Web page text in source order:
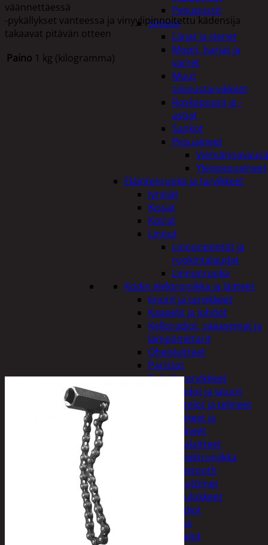
Pesupussit
Siivous
Liinat ja sienet
Mopit, harjat ja
varret
Muut
siivoustarvikkeet
Roskapussit ja -
astiat
Sankot
Pesuaineet
Yleispesuaineet
Eläintenruoka ja tarvikkeet
Jyrsijät
Kissat
Koirat
Linnut
Linnunpöntöt ja
ruokintalaudat
Linnunruoka
Kodin elektroniikka ja laitteet
Imurit ja tarvikkeet
Kaapelit ja johdot
Kelloradiot, sääasemat ja
lämpömittarit
Oheislaitteet
Paristot
Puhelintarvikkeet
Johdot ja laturit
Kotelot ja telineet
Tv-tarvikkeet ja
seinätelineet
Varavirtalaitteet
Viihde-elektroniikka
Bluetooth
kaiuttimet
Kuulokkeet
Radiot
Koti ja sisustus
Huonekalut
väännettäessä
-pykällykset vanteessa ja vinyylipinnoitettu kädensija
takaavat pitävän otteen
Paino 1 kg (kilogramma)